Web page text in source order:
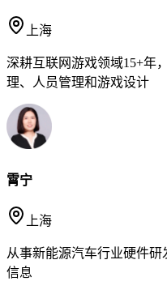
上海
深耕互联网游戏领域15+年
理、人员管理和游戏设计
霄宁
上海
从事新能源汽车行业硬件
信息